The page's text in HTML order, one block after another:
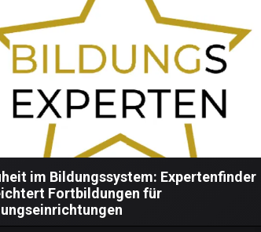
im Bildungssystem: Expertenfinder
Fortbildungen für